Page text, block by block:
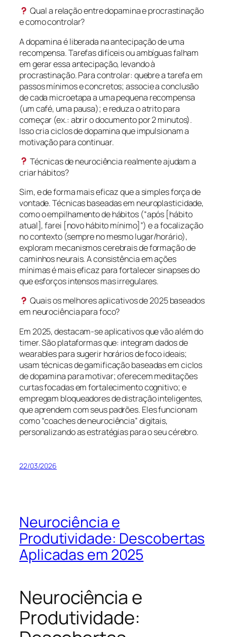
Qual a relação entre dopamina e procrastinação
e como controlar?
A dopamina é liberada na antecipação de uma
recompensa. Tarefas difíceis ou ambíguas falham
em gerar essa antecipação, levando à
procrastinação. Para controlar: quebre a tarefa em
passos mínimos e concretos; associe a conclusão
de cada microetapa a uma pequena recompensa
(um café, uma pausa); e reduza o atrito para
começar (ex.: abrir o documento por 2 minutos).
Isso cria ciclos de dopamina que impulsionam a
motivação para continuar.
Técnicas de neurociência realmente ajudam a
criar hábitos?
Sim, e de forma mais eficaz que a simples força de
vontade. Técnicas baseadas em neuroplasticidade,
como o empilhamento de hábitos (“após [hábito
atual], farei [novo hábito mínimo]”) e a focalização
no contexto (sempre no mesmo lugar/horário),
exploram mecanismos cerebrais de formação de
caminhos neurais. A consistência em ações
mínimas é mais eficaz para fortalecer sinapses do
que esforços intensos mas irregulares.
Quais os melhores aplicativos de 2025 baseados
em neurociência para foco?
Em 2025, destacam-se aplicativos que vão além do
timer. São plataformas que: integram dados de
wearables para sugerir horários de foco ideais;
usam técnicas de gamificação baseadas em ciclos
de dopamina para motivar; oferecem meditações
curtas focadas em fortalecimento cognitivo; e
empregam bloqueadores de distração inteligentes,
que aprendem com seus padrões. Eles funcionam
como “coaches de neurociência” digitais,
personalizando as estratégias para o seu cérebro.
22/03/2026
Neurociência e
Produtividade: Descobertas
Aplicadas em 2025
Neurociência e
Produtividade: